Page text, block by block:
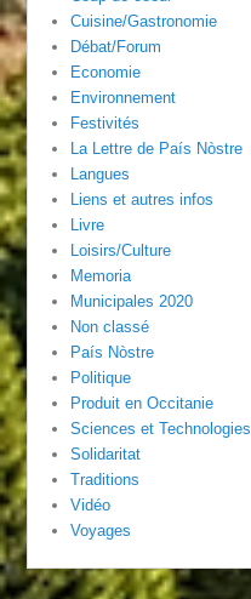
Cuisine/Gastronomie
Débat/Forum
Economie
Environnement
Festivités
La Lettre de País Nòstre
Langues
Liens et autres infos
Livre
Loisirs/Culture
Memoria
Municipales 2020
Non classé
País Nòstre
Politique
Produit en Occitanie
Sciences et Technologies
Solidaritat
Traditions
Vidéo
Voyages